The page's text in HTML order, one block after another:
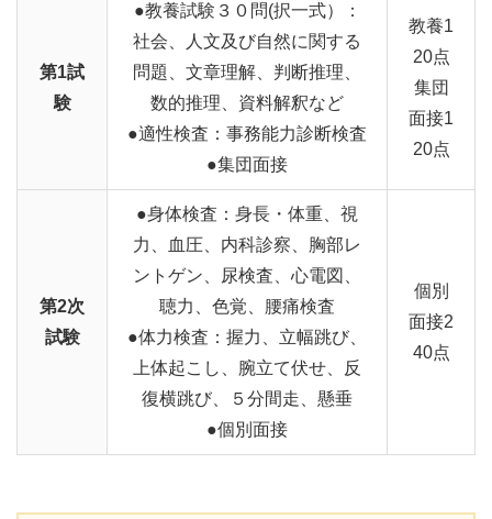
第1試
験
●教養試験３０問(択一式）：
社会、人文及び自然に関する
問題、文章理解、判断推理、
数的推理、資料解釈など
●適性検査：事務能力診断検査
●集団面接
教養1
20点
集団
面接1
20点
第2次
試験
●身体検査：身長・体重、視
力、血圧、内科診察、胸部レ
ントゲン、尿検査、心電図、
聴力、色覚、腰痛検査
●体力検査：握力、立幅跳び、
上体起こし、腕立て伏せ、反
復横跳び、５分間走、懸垂
●個別面接
個別
面接2
40点